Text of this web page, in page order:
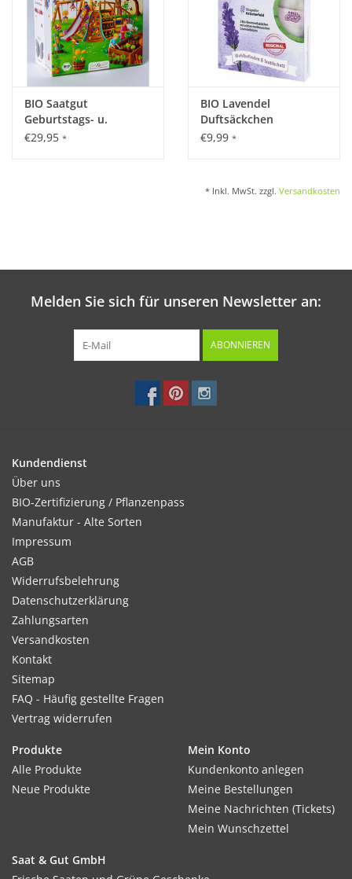
BIO Saatgut
Geburtstags- u.
Frühjahrskalender 'Mit
€29,95 *
BIO Lavendel
Duftsäckchen
€9,99 *
* Inkl. MwSt. zzgl. Versandkosten
Melden Sie sich für unseren Newsletter an:
ABONNIEREN
Kundendienst
Über uns
BIO-Zertifizierung / Pflanzenpass
Manufaktur - Alte Sorten
Impressum
AGB
Widerrufsbelehrung
Datenschutzerklärung
Zahlungsarten
Versandkosten
Kontakt
Sitemap
FAQ - Häufig gestellte Fragen
Vertrag widerrufen
Produkte
Alle Produkte
Neue Produkte
Mein Konto
Kundenkonto anlegen
Meine Bestellungen
Meine Nachrichten (Tickets)
Mein Wunschzettel
Saat & Gut GmbH